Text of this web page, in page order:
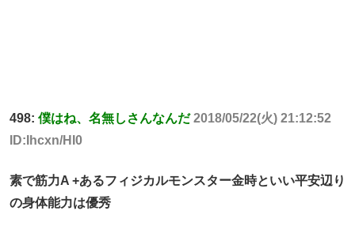
498: 僕はね、名無しさんなんだ 2018/05/22(火) 21:12:52
ID:Ihcxn/HI0
素で筋力A +あるフィジカルモンスター金時といい平安辺り
の身体能力は優秀